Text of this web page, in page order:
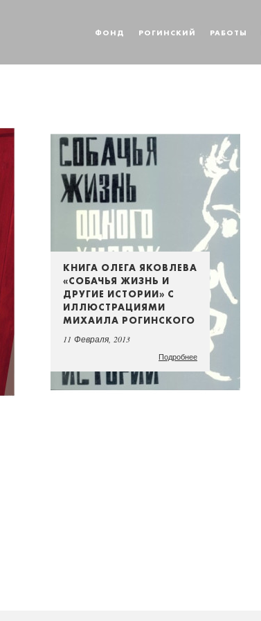
ФОНД РОГИНСКИЙ РАБОТЫ
КНИГА ОЛЕГА ЯКОВЛЕВА
«СОБАЧЬЯ ЖИЗНЬ И
ДРУГИЕ ИСТОРИИ» С
ИЛЛЮСТРАЦИЯМИ
МИХАИЛА РОГИНСКОГО
11 Февраля, 2013
Подробнее